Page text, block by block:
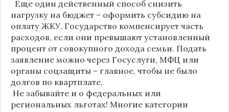
Еще один действенный способ снизить
нагрузку на бюджет – оформить субсидию на
оплату ЖКУ. Государство компенсирует часть
расходов, если они превышают установленный
процент от совокупного дохода семьи. Подать
заявление можно через Госуслуги, МФЦ или
органы соцзащиты – главное, чтобы не было
долгов по квартплате.
Не забывайте и о федеральных или
региональных льготах! Многие категории